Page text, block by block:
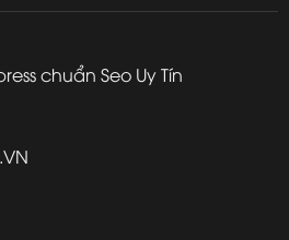
chuẩn Seo Uy Tín